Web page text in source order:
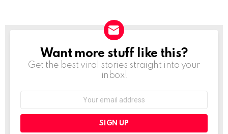
NEWSLETTER
Want more stuff like this?
Get the best viral stories straight into your
inbox!